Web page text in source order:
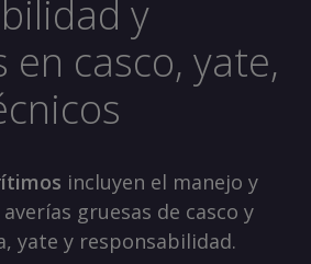
y
casco, yate,
incluyen el manejo y
gruesas de casco y
yate y responsabilidad.